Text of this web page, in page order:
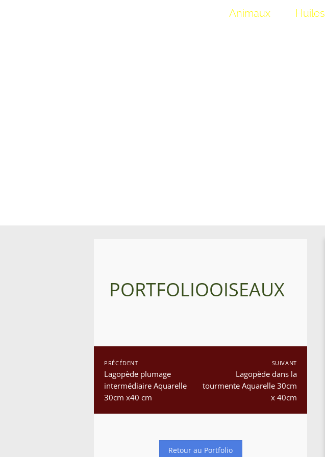
Animaux Huiles
PORTFOLIOOISEAUX
PRÉCÉDENT
Lagopède plumage
intermédiaire Aquarelle
30cm x40 cm
SUIVANT
Lagopède dans la
tourmente Aquarelle 30cm
x 40cm
Retour au Portfolio